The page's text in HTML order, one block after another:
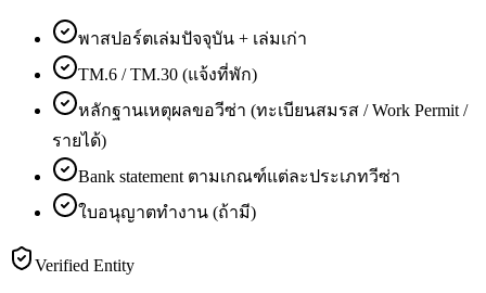
พาสปอร์ตเล่มปัจจุบัน + เล่มเก่า
TM.6 / TM.30 (แจ้งที่พัก)
หลักฐานเหตุผลขอวีซ่า (ทะเบียนสมรส / Work Permit /
รายได้)
Bank statement ตามเกณฑ์แต่ละประเภทวีซ่า
ใบอนุญาตทำงาน (ถ้ามี)
Verified Entity